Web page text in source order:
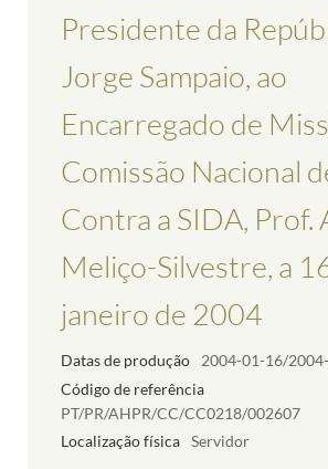
Presidente da
Jorge Sampaio, ao
Encarregado de
Comissão Nacional
Contra a SIDA, Prof.
Meliço-Silvestre, a
janeiro de 2004
Datas de produção
2004-01-16/
Código de referência
PT/PR/AHPR/CC/CC0218/002607
Localização física Servidor